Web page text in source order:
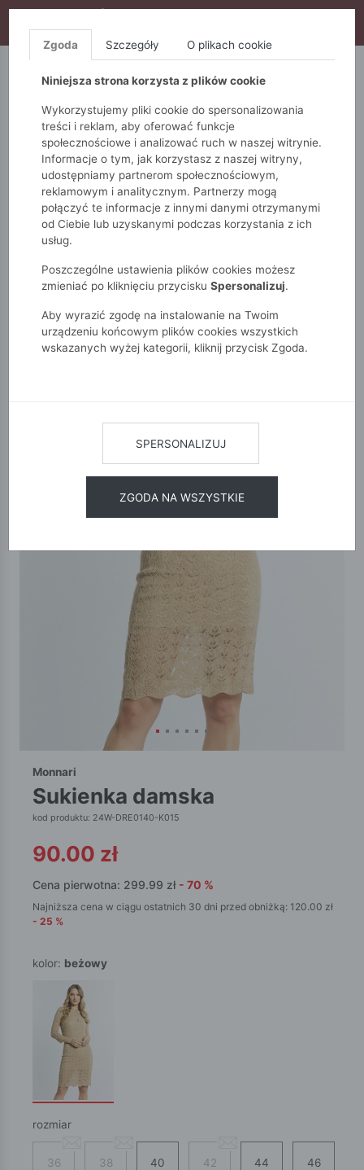
S10), DODATKOWE 15% ZA 3SZT (KOD: S15)
5.10.15. QUIOSQUE
Monnari Zobacz wszystko
Sukienki i kombinezony
Na co dzień
Monnari
sukienka damska
kod produktu: 24W-DRE0140-K015
90.00 zł
Cena pierwotna: 299.99 zł - 70 %
Najniższa cena w ciągu ostatnich 30 dni przed obniżką: 120.00 zł
- 25 %
kolor: beżowy
rozmiar
36 38 40 42 44 46
Zgoda Szczegóły O plikach cookie
Niniejsza strona korzysta z plików cookie
Wykorzystujemy pliki cookie do spersonalizowania
treści i reklam, aby oferować funkcje
społecznościowe i analizować ruch w naszej witrynie.
Informacje o tym, jak korzystasz z naszej witryny,
udostępniamy partnerom społecznościowym,
reklamowym i analitycznym. Partnerzy mogą
połączyć te informacje z innymi danymi otrzymanymi
od Ciebie lub uzyskanymi podczas korzystania z ich
usług.
Poszczególne ustawienia plików cookies możesz
zmieniać po kliknięciu przycisku Spersonalizuj.
Aby wyrazić zgodę na instalowanie na Twoim
urządzeniu końcowym plików cookies wszystkich
wskazanych wyżej kategorii, kliknij przycisk Zgoda.
SPERSONALIZUJ
ZGODA NA WSZYSTKIE